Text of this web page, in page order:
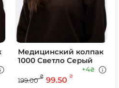
Медицинский колпак
1000 Светло Серый
199.00
₴ 99.50 ₴
+4₴